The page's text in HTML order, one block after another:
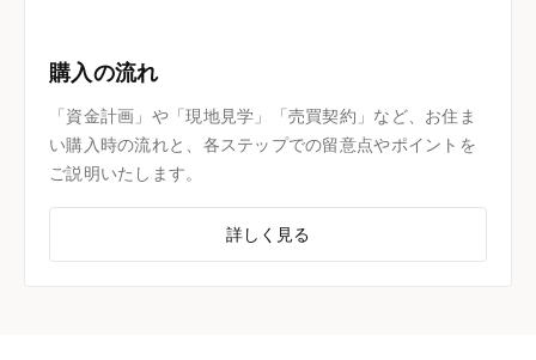
購入の流れ
「資金計画」や「現地見学」「売買契約」など、お住ま
い購入時の流れと、各ステップでの留意点やポイントを
ご説明いたします。
詳しく見る